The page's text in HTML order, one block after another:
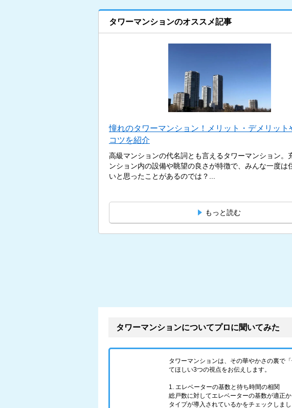
タワーマンションのオススメ記事
憧れのタワーマンション！メリット・デメリット
コツを紹介
高級マンションの代名詞とも言えるタワーマンション。
ンション内の設備や眺望の良さが特徴で、みんな一度は
いと思ったことがあるのでは？...
もっと読む
タワーマンションについてプロに聞いてみた
タワーマンションは、その華やかさの裏で
てほしい3つの視点をお伝えします。
1. エレベーターの基数と待ち時間の相関
総戸数に対してエレベーターの基数が適正
タイプが導入されているかをチェックしま